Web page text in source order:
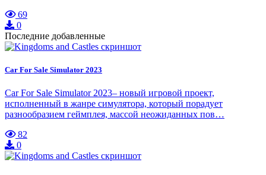
69
0
Последние добавленные
Car For Sale Simulator 2023
Car For Sale Simulator 2023– новый игровой проект,
исполненный в жанре симулятора, который порадует
разнообразием геймплея, массой неожиданных пов…
82
0